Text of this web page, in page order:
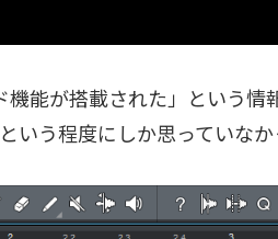
能が搭載された」という情
いう程度にしか思っていな